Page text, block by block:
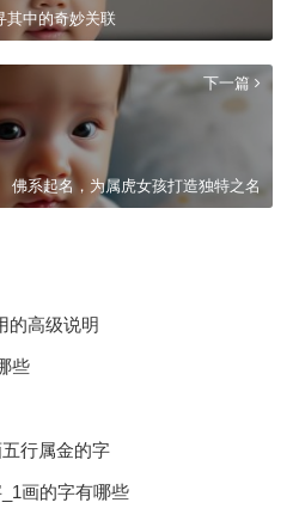
其中的奇妙关联
下一篇
佛系起名，为属虎女孩打造独特之名
的高级说明
些
行属金的字
画的字有哪些